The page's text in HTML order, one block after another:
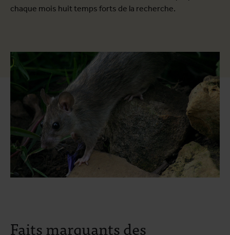
chaque mois huit temps forts de la recherche.
Faits marquants des